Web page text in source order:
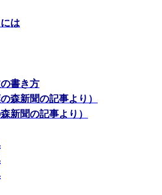
は
書き方
森新聞の記事より）
新聞の記事より）